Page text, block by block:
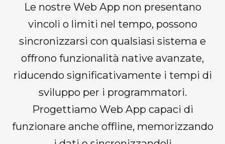
Le nostre Web App non presentano
vincoli o limiti nel tempo, possono
sincronizzarsi con qualsiasi sistema e
offrono funzionalità native avanzate,
riducendo significativamente i tempi di
sviluppo per i programmatori.
Progettiamo Web App capaci di
funzionare anche offline, memorizzando